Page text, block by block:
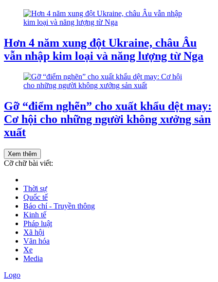
Hơn 4 năm xung đột Ukraine, châu Âu
vẫn nhập kim loại và năng lượng từ Nga
Gỡ “điểm nghẽn” cho xuất khẩu dệt may:
Cơ hội cho những người không xưởng sản
xuất
Xem thêm
Cỡ chữ bài viết:
Thời sự
Quốc tế
Báo chí - Truyền thông
Kinh tế
Pháp luật
Xã hội
Văn hóa
Xe
Media
Logo